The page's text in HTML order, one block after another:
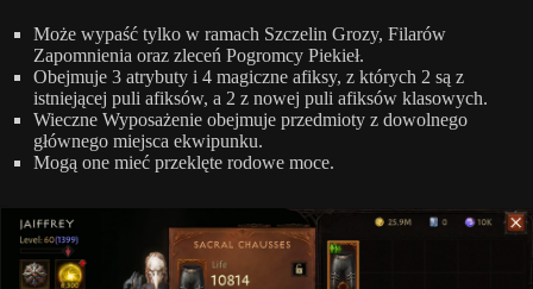
Może wypaść tylko w ramach Szczelin Grozy, Filarów
Zapomnienia oraz zleceń Pogromcy Piekieł.
Obejmuje 3 atrybuty i 4 magiczne afiksy, z których 2 są z
istniejącej puli afiksów, a 2 z nowej puli afiksów klasowych.
Wieczne Wyposażenie obejmuje przedmioty z dowolnego
głównego miejsca ekwipunku.
Mogą one mieć przeklęte rodowe moce.